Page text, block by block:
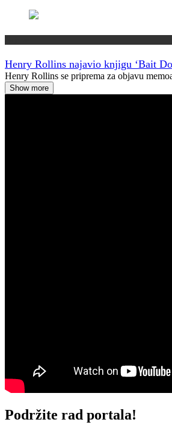
Henry Rollins najavio knjigu ‘Bait
Henry Rollins se priprema za objavu
Show more
Podržite rad portala!